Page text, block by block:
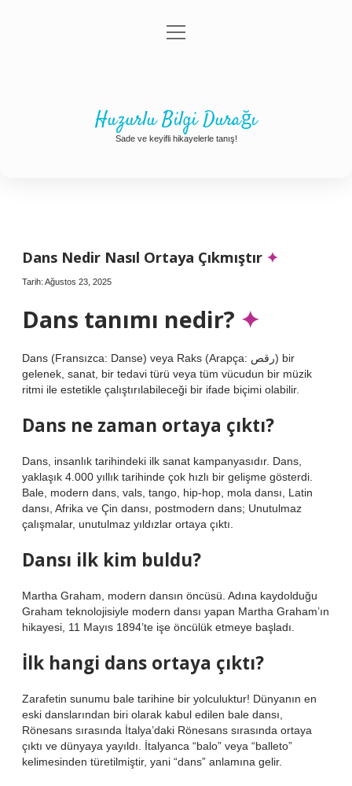
Gizlilik Politikası
menüyü
aç
Huzurlu Bilgi Durağı
Sade ve keyifli hikayelerle tanış!
Dans Nedir Nasıl Ortaya Çıkmıştır
Tarih: Ağustos 23, 2025
Dans tanımı nedir?
Dans (Fransızca: Danse) veya Raks (Arapça: رقص) bir
gelenek, sanat, bir tedavi türü veya tüm vücudun bir müzik
ritmi ile estetikle çalıştırılabileceği bir ifade biçimi olabilir.
Dans ne zaman ortaya çıktı?
Dans, insanlık tarihindeki ilk sanat kampanyasıdır. Dans,
yaklaşık 4.000 yıllık tarihinde çok hızlı bir gelişme gösterdi.
Bale, modern dans, vals, tango, hip-hop, mola dansı, Latin
dansı, Afrika ve Çin dansı, postmodern dans; Unutulmaz
çalışmalar, unutulmaz yıldızlar ortaya çıktı.
Dansı ilk kim buldu?
Martha Graham, modern dansın öncüsü. Adına kaydolduğu
Graham teknolojisiyle modern dansı yapan Martha Graham’ın
hikayesi, 11 Mayıs 1894’te işe öncülük etmeye başladı.
İlk hangi dans ortaya çıktı?
Zarafetin sunumu bale tarihine bir yolculuktur! Dünyanın en
eski danslarından biri olarak kabul edilen bale dansı,
Rönesans sırasında İtalya’daki Rönesans sırasında ortaya
çıktı ve dünyaya yayıldı. İtalyanca “balo” veya “balleto”
kelimesinden türetilmiştir, yani “dans” anlamına gelir.